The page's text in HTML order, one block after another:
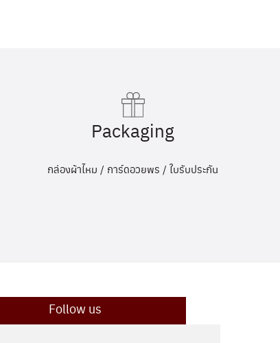
Packaging
กล่องผ้าไหม / การ์ดอวยพร / ใบรับประกัน
Follow us